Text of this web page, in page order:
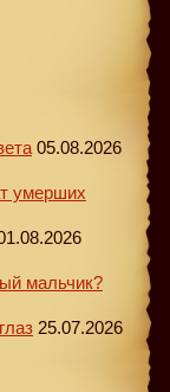
05.08.2026
умерших
мальчик?
25.07.2026